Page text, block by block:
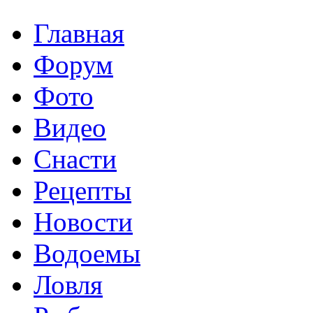
Главная
Форум
Фото
Видео
Снасти
Рецепты
Новости
Водоемы
Ловля